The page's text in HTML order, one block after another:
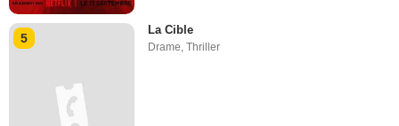
5
La Cible
Drame ,Thriller